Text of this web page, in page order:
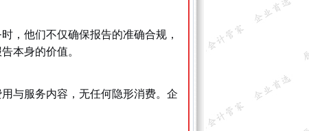
，他们不仅确保报告的准确合规，
本身的价值。
与服务内容，无任何隐形消费。企